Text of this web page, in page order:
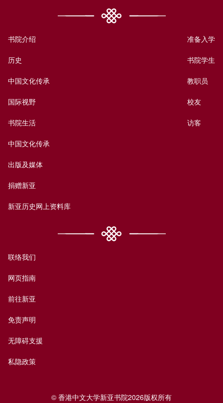
书院介绍
历史
中国文化传承
国际视野
书院生活
中国文化传承
出版及媒体
捐赠新亚
新亚历史网上资料库
准备入学
书院学生
教职员
校友
访客
联络我们
网页指南
前往新亚
免责声明
无障碍支援
私隐政策
© 香港中文大学新亚书院2026版权所有